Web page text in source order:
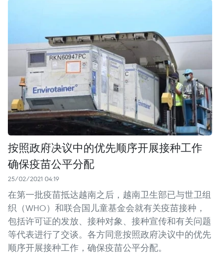
按照政府决议中的优先顺序开展接种工作
确保疫苗公平分配
25/02/2021 04:19
在第一批疫苗抵达越南之后，越南卫生部已与世卫组
织（WHO）和联合国儿童基金会就有关疫苗接种，
包括许可证的发放、接种对象、接种宣传和有关问题
等代表进行了交谈。各方同意按照政府决议中的优先
顺序开展接种工作，确保疫苗公平分配。